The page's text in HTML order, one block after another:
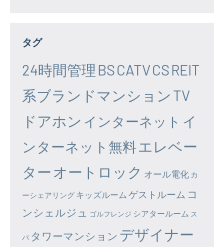
タグ
24時間管理 BSCATVCSREIT
系ブランドマンション TV
ドアホン インターネット イ
ンターネット無料エレベー
ター オートロック オール電化 カ
ーシェアリング キッズルーム ゲストルーム コ
ンシェルジュ
ゴルフレンジ シアタールーム ス
パ タワーマンション デザイナー